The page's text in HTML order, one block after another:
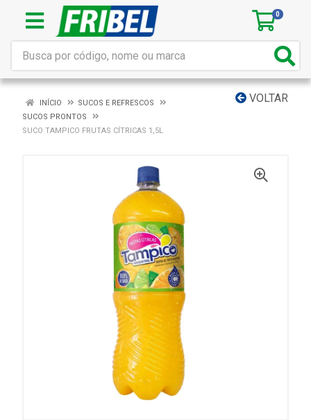
0
VOLTAR
INÍCIO
SUCOS E REFRESCOS
SUCOS PRONTOS
SUCO TAMPICO FRUTAS CÍTRICAS 1,5L